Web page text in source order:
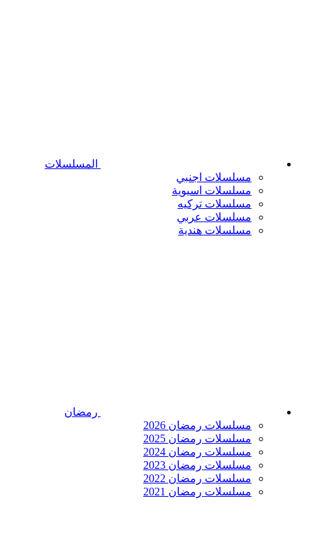
المسلسلات
مسلسلات اجنبي
مسلسلات اسيوية
مسلسلات تركيه
مسلسلات عربي
مسلسلات هندية
رمضان
مسلسلات رمضان 2026
مسلسلات رمضان 2025
مسلسلات رمضان 2024
مسلسلات رمضان 2023
مسلسلات رمضان 2022
مسلسلات رمضان 2021